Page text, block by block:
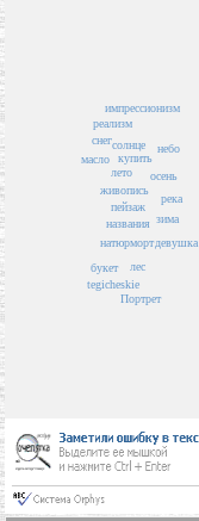
пейзаж
названия
живопись
лето
натюрморт
купить
солнце
лес
зима
осень
букет
масло
река
снег
tegicheskie
реализм
небо
импрессионизм
Портрет
девушка